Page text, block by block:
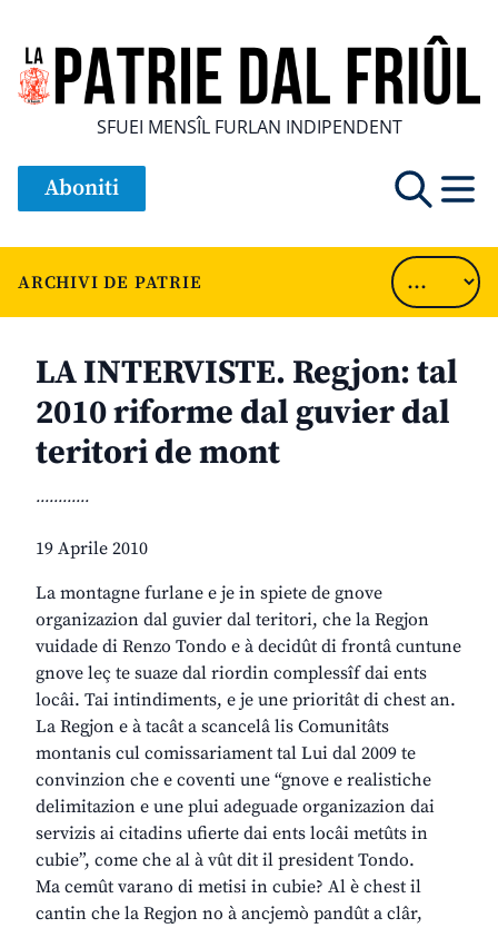
SFUEI MENSÎL FURLAN INDIPENDENT
Aboniti
ARCHIVI DE PATRIE
LA INTERVISTE. Regjon: tal
2010 riforme dal guvier dal
teritori de mont
............
19 Aprile 2010
La montagne furlane e je in spiete de gnove
organizazion dal guvier dal teritori, che la Regjon
vuidade di Renzo Tondo e à decidût di frontâ cuntune
gnove leç te suaze dal riordin complessîf dai ents
locâi. Tai intindiments, e je une prioritât di chest an.
La Regjon e à tacât a scancelâ lis Comunitâts
montanis cul comissariament tal Lui dal 2009 te
convinzion che e coventi une “gnove e realistiche
delimitazion e une plui adeguade organizazion dai
servizis ai citadins ufierte dai ents locâi metûts in
cubie”, come che al à vût dit il president Tondo.
Ma cemût varano di metisi in cubie? Al è chest il
cantin che la Regjon no à ancjemò pandût a clâr,